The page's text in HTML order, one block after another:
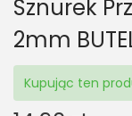
Sznurek
2mm
Kupując ten